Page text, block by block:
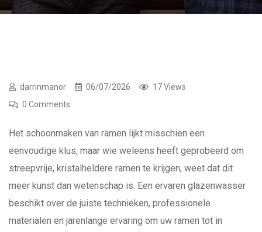
darrinmanor 06/07/2026
17 Views
0 Comments
Het schoonmaken van ramen lijkt misschien een
eenvoudige klus, maar wie weleens heeft geprobeerd om
streepvrije, kristalheldere ramen te krijgen, weet dat dit
meer kunst dan wetenschap is. Een ervaren glazenwasser
beschikt over de juiste technieken, professionele
materialen en jarenlange ervaring om uw ramen tot in